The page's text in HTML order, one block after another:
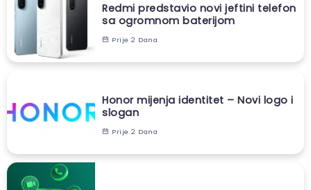
Redmi predstavio novi jeftini telefon
sa ogromnom baterijom
Prije 2 Dana
Honor mijenja identitet – Novi logo i
slogan
Prije 2 Dana